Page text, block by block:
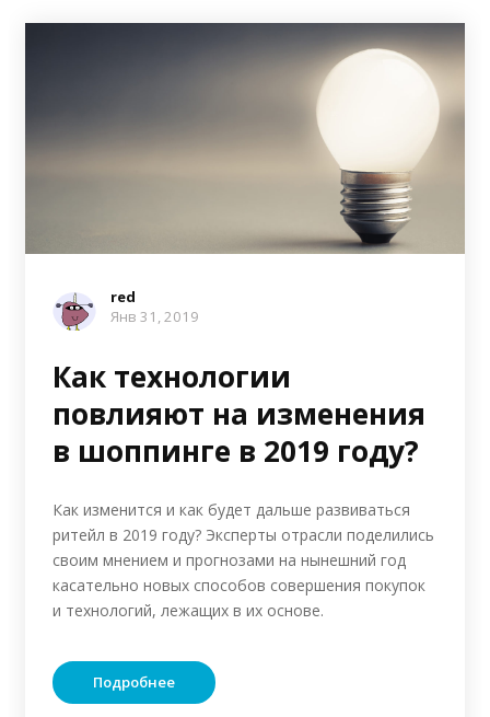
red
Янв 31, 2019
Как технологии
повлияют на изменения
в шоппинге в 2019 году?
Как изменится и как будет дальше развиваться
ритейл в 2019 году? Эксперты отрасли поделились
своим мнением и прогнозами на нынешний год
касательно новых способов совершения покупок
и технологий, лежащих в их основе.
Подробнее